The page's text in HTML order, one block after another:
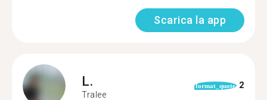
Scarica la app
L.
Tralee
format_quote 2